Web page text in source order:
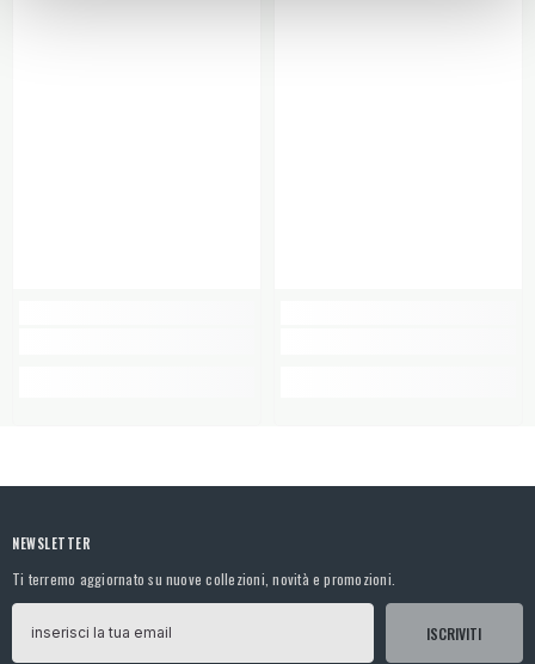
NEWSLETTER
Ti terremo aggiornato su nuove collezioni, novità e promozioni.
ISCRIVITI